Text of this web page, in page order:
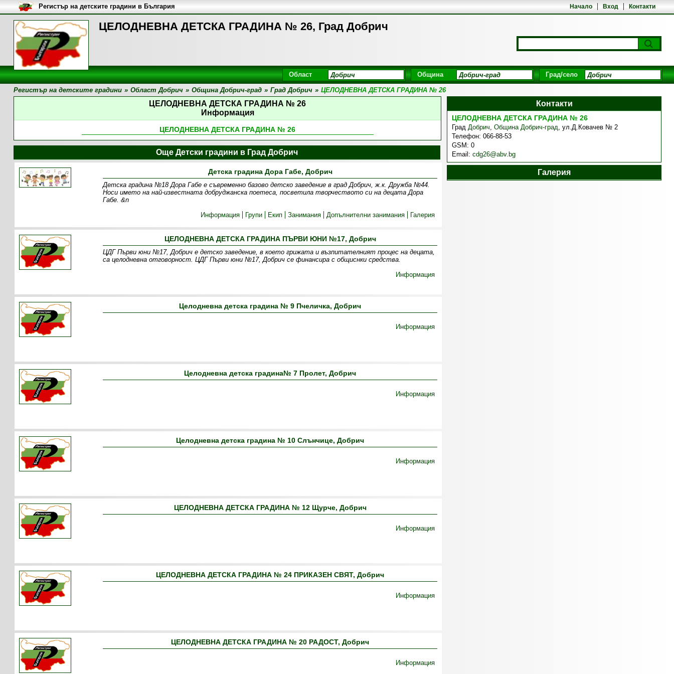
ЦЕЛОДНЕВНА ДЕТСКА ГРАДИНА № 26, Град Добрич
Начало Вход Контакти
Регистър на детските градини в България
Област Община Град/село
Регистър на детските градини » Област Добрич » Община Добрич-град » Град Добрич » ЦЕЛОДНЕВНА ДЕТСКА ГРАДИНА № 26
ЦЕЛОДНЕВНА ДЕТСКА ГРАДИНА № 26
Информация
ЦЕЛОДНЕВНА ДЕТСКА ГРАДИНА № 26
Контакти
ЦЕЛОДНЕВНА ДЕТСКА ГРАДИНА № 26
Град Добрич, Община Добрич-град, ул.Д.Ковачев № 2
Телефон: 066-88-53
GSM: 0
Email: cdg26@abv.bg
Галерия
Още Детски градини в Град Добрич
Детска градина Дора Габе, Добрич
Детска градина №18 Дора Габе е съвременно базово детско заведение в град Добрич, ж.к. Дружба №44.
Носи името на най-известната добруджанска поетеса, посветила творчеството си на децата Дора
Габе. &n
Информация
Групи Екип Занимания Допълнителни занимания Галерия
ЦЕЛОДНЕВНА ДЕТСКА ГРАДИНА ПЪРВИ ЮНИ №17, Добрич
ЦДГ Първи юни №17, Добрич е детско заведение, в което грижата и възпитателният процес на децата,
са целодневна отговорност. ЦДГ Първи юни №17, Добрич се финансира с общиснки средства.
Информация
Целодневна детска градина № 9 Пчеличка, Добрич
Информация
Целодневна детска градина№ 7 Пролет, Добрич
Информация
Целодневна детска градина № 10 Слънчице, Добрич
Информация
ЦЕЛОДНЕВНА ДЕТСКА ГРАДИНА № 12 Щурче, Добрич
Информация
ЦЕЛОДНЕВНА ДЕТСКА ГРАДИНА № 24 ПРИКАЗЕН СВЯТ, Добрич
Информация
ЦЕЛОДНЕВНА ДЕТСКА ГРАДИНА № 20 РАДОСТ, Добрич
Информация